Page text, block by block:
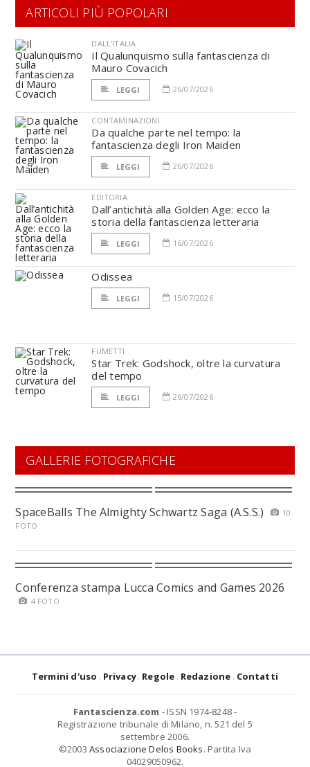
ARTICOLI PIÙ POPOLARI
DALL'ITALIA
Il Qualunquismo sulla fantascienza di
Mauro Covacich
LEGGI 26/07/2026
CONTAMINAZIONI
Da qualche parte nel tempo: la
fantascienza degli Iron Maiden
LEGGI 26/07/2026
EDITORIA
Dall’antichità alla Golden Age: ecco la
storia della fantascienza letteraria
LEGGI 16/07/2026
Odissea
LEGGI 15/07/2026
FUMETTI
Star Trek: Godshock, oltre la curvatura
del tempo
LEGGI 26/07/2026
GALLERIE FOTOGRAFICHE
SpaceBalls The Almighty Schwartz Saga (A.S.S.)
10
FOTO
Conferenza stampa Lucca Comics and Games 2026
4 FOTO
Termini d'uso Privacy Regole Redazione Contatti
Fantascienza.com - ISSN 1974-8248 -
Registrazione tribunale di Milano, n. 521 del 5
settembre 2006.
©2003 Associazione Delos Books. Partita Iva
04029050962.